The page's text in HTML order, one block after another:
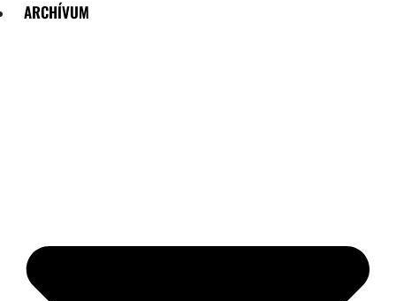
ARCHÍVUM